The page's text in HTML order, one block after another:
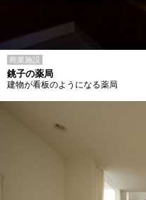
商業施設
銚子の薬局
建物が看板のようになる薬局